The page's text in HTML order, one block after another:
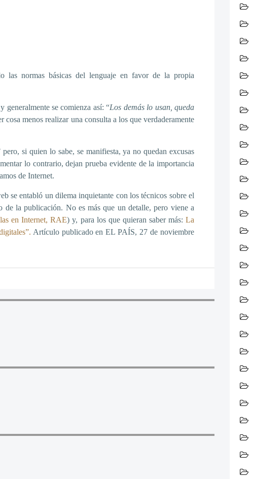
las normas básicas del lenguaje en favor de la propia
se comienza así: “Los demás lo usan, queda
cosa menos realizar una consulta a los que verdaderamente
si quien lo sabe, se manifiesta, ya no quedan excusas
lo contrario, dejan prueba evidente de la importancia
de Internet.
se entabló un dilema inquietante con los técnicos sobre el
la publicación. No es más que un detalle, pero viene a
en Internet, RAE) y, para los que quieran saber más:La
Artículo publicado en EL PAÍS, 27 de noviembre